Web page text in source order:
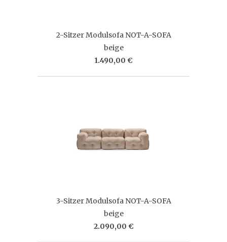
2-Sitzer Modulsofa NOT-A-SOFA
beige
1.490,00 €
3-Sitzer Modulsofa NOT-A-SOFA
beige
2.090,00 €